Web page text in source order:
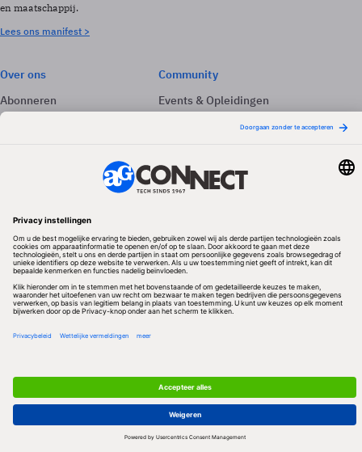
en maatschappij.
Lees ons manifest >
Over ons
Abonneren
Adverteren
Community
Events & Opleidingen
Volg ons
Redactionele partner
Algemene Voorwaarden & Copyrights